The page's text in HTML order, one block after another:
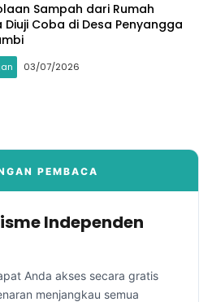
Sampah dari Rumah
Diuji Coba di Desa Penyangga
03/07/2026
PEMBACA
Independen
Anda akses secara gratis
menjangkau semua